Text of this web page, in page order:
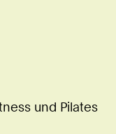
und Pilates